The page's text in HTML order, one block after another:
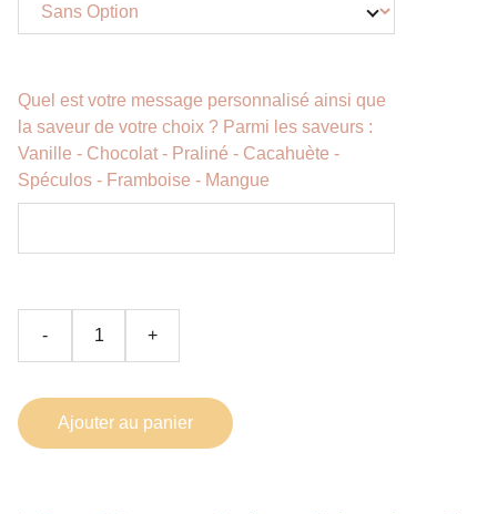
Quel est votre message personnalisé ainsi que
la saveur de votre choix ? Parmi les saveurs :
Vanille - Chocolat - Praliné - Cacahuète -
Spéculos - Framboise - Mangue
- +
Ajouter au panier